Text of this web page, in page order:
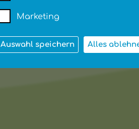
Marketing
Auswahl speichern Alles